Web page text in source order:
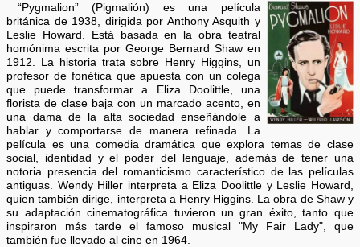
“Pygmalion” (Pigmalión) es una película
británica de 1938, dirigida por Anthony Asquith y
Leslie Howard. Está basada en la obra teatral
homónima escrita por George Bernard Shaw en
1912. La historia trata sobre Henry Higgins, un
profesor de fonética que apuesta con un colega
que puede transformar a Eliza Doolittle, una
florista de clase baja con un marcado acento, en
una dama de la alta sociedad enseñándole a
hablar y comportarse de manera refinada. La
película es una comedia dramática que explora temas de clase
social, identidad y el poder del lenguaje, además de tener una
notoria presencia del romanticismo característico de las películas
antiguas. Wendy Hiller interpreta a Eliza Doolittle y Leslie Howard,
quien también dirige, interpreta a Henry Higgins. La obra de Shaw y
su adaptación cinematográfica tuvieron un gran éxito, tanto que
inspiraron más tarde el famoso musical "My Fair Lady", que
también fue llevado al cine en 1964.